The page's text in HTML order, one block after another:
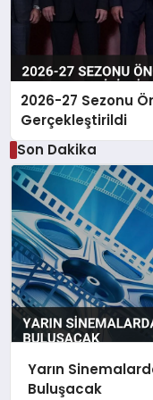
2026-27 Sezonu
Gerçekleştirildi
Son Dakika
Yarın
Buluşacak